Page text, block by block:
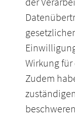
Wirkung
Zudem